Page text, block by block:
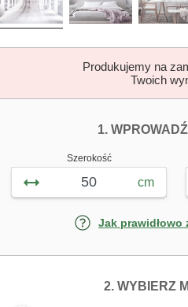
Produkujemy na
Twoich
1.
Szerokość
cm
Jak prawidłowo
2. WYBIERZ